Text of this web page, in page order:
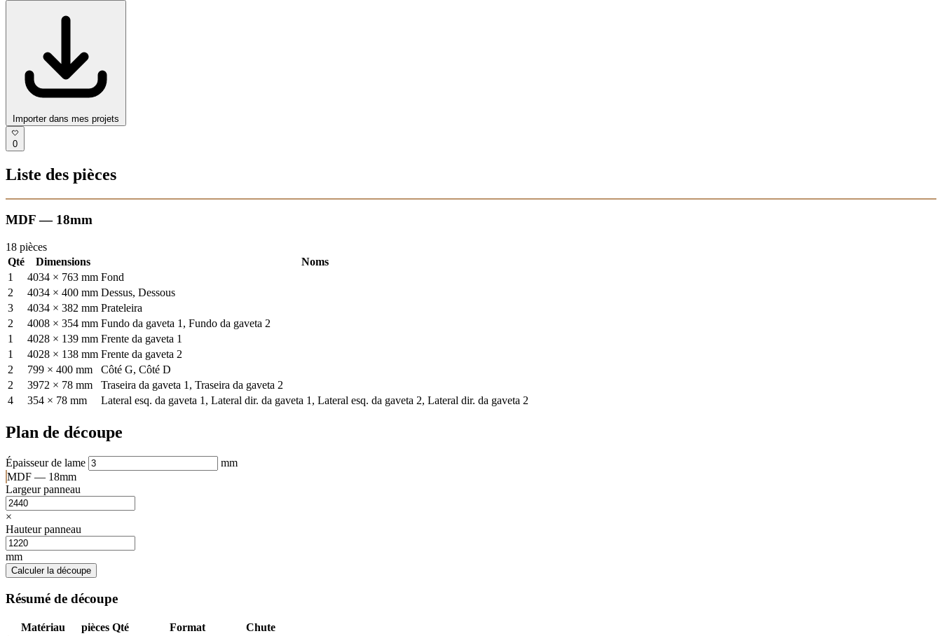
Importer dans mes projets
0
Liste des pièces
MDF — 18mm
18 pièces
Qté
Dimensions
Noms
1
4034 × 763 mm Fond
2
4034 × 400 mm Dessus, Dessous
3
4034 × 382 mm Prateleira
2
4008 × 354 mm Fundo da gaveta 1, Fundo da gaveta 2
1
4028 × 139 mm Frente da gaveta 1
1
4028 × 138 mm Frente da gaveta 2
2
799 × 400 mm
Côté G, Côté D
2
3972 × 78 mm
Traseira da gaveta 1, Traseira da gaveta 2
4
354 × 78 mm Lateral esq. da gaveta 1, Lateral dir. da gaveta 1, Lateral esq. da gaveta 2, Lateral dir. da gaveta 2
Plan de découpe
Épaisseur de lame
mm
MDF — 18mm
Largeur panneau
×
Hauteur panneau
mm
Calculer la découpe
Résumé de découpe
Matériau pièces Qté Format
Chute